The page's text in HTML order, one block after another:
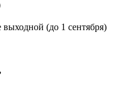
(до 1 сентября)